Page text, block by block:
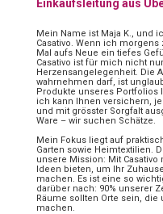
Einkaufsleitung aus
Mein Name ist Maja K., und
Casativo. Wenn ich
Mal aufs Neue ein tiefes
Casativo ist für mich nicht
Herzensangelegenheit. Die
wahrnehmen darf, ist
Produkte unseres Portfolios
ich kann Ihnen versichern,
und mit grösster Sorgfalt
Ware – wir suchen Schätze.
Mein Fokus liegt auf
Garten sowie Heimtextilien.
unsere Mission: Mit
Ideen bieten, um Ihr
machen. Es ist eine so
darüber nach: 90% unserer
Räume sollten Orte sein,
machen.